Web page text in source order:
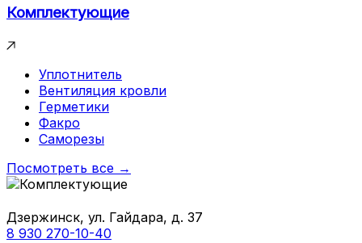
Комплектующие
Уплотнитель
Вентиляция кровли
Герметики
Факро
Саморезы
Посмотреть все →
Дзержинск, ул. Гайдара, д. 37
8 930 270-10-40